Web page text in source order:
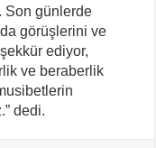
Son günlerde
görüşlerini ve
ediyor,
ve beraberlik
dedi.